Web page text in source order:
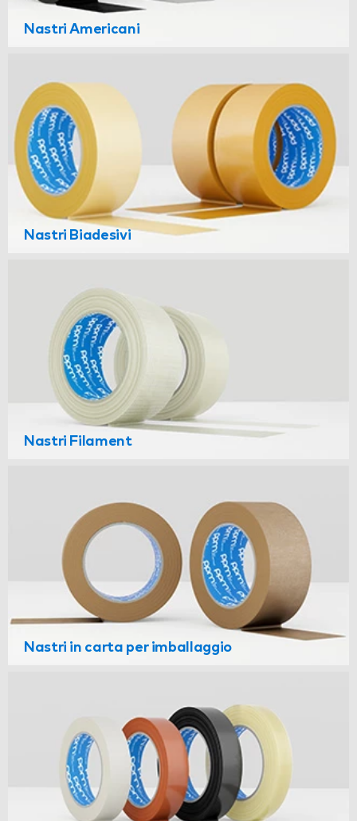
Nastri Americani
Nastri Biadesivi
Nastri Filament
Nastri in carta per imballaggio